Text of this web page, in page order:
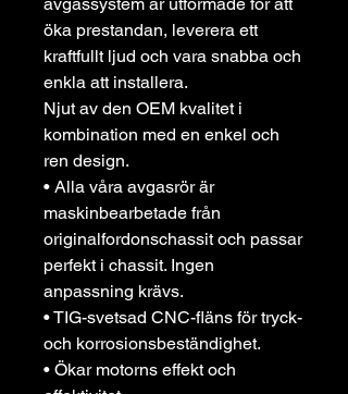
öka prestandan, leverera ett
kraftfullt ljud och vara snabba och
enkla att installera.
Njut av den OEM kvalitet i
kombination med en enkel och
ren design.
• Alla våra avgasrör är
maskinbearbetade från
originalfordonschassit och passar
perfekt i chassit. Ingen
anpassning krävs.
• TIG-svetsad CNC-fläns för tryck-
och korrosionsbeständighet.
• Ökar motorns effekt och